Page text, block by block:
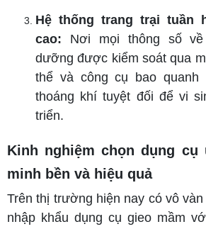
Hệ thống trang trại tuần
cao: Nơi mọi thông số
dưỡng được kiểm soát qua
thể và công cụ bao quanh
thoáng khí tuyệt đối để vi
triển.
Kinh nghiệm chọn dụng cụ
minh bền và hiệu quả
Trên thị trường hiện nay có vô
nhập khẩu dụng cụ gieo mầm